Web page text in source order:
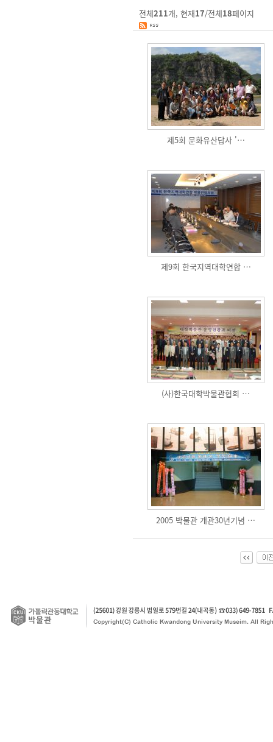
전체211개, 현재17/전체18페이지
제5회 문화유산답사 '…
제9회 한국지역대학연합 …
(사)한국대학박물관협회 …
2005 박물관 개관30년기념 …